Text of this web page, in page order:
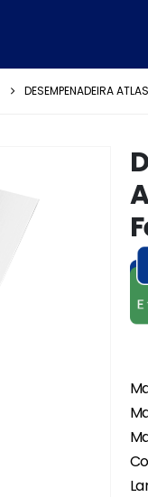
DESEMPENADEIRA